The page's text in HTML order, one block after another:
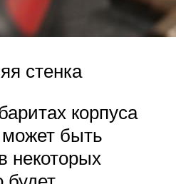
стенка
корпуса
быть
некоторых